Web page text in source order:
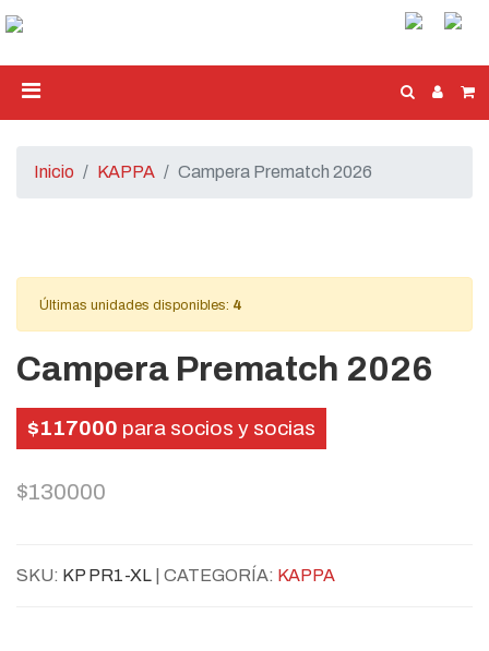
Inicio KAPPA Campera Prematch 2026
Últimas unidades disponibles: 4
Campera Prematch 2026
$117000 para socios y socias
$130000
SKU: KP PR1-XL | CATEGORÍA: KAPPA